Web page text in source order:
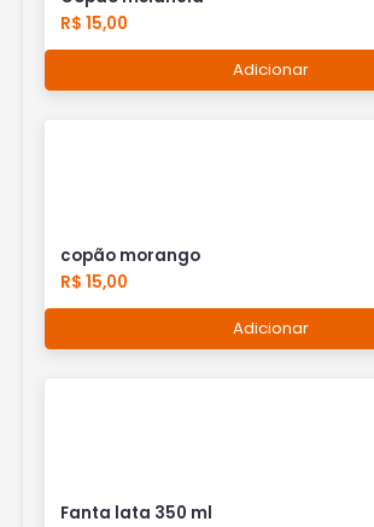
R$ 15,00
Adicionar
copão morango
R$ 15,00
Adicionar
Fanta lata 350 ml